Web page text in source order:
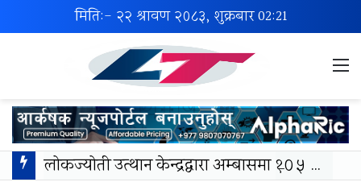
मिति:- २२ श्रावण २०८३, शुक्रबार02:21
लोकज्योती उत्थान केन्द्रद्वारा अम्बासमा १०५ विपन्न विद्यार्थीलाई शैक्षिक तथा खेलकुद सामग्री वितरण